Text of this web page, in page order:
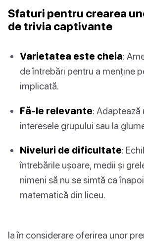
Sfaturi pentru crearea
de trivia captivante
Varietatea este cheia:
de întrebări pentru a menține
implicată.
Fă-le relevante: Adaptează
interesele grupului sau la
Niveluri de dificultate:
întrebările ușoare, medii și
nimeni să nu se simtă ca
matematică din liceu.
Ia în considerare oferirea unor